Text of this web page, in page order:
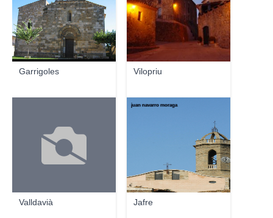
Garrigoles Vilopriu
Valldavià Jafre
juan navarro moraga